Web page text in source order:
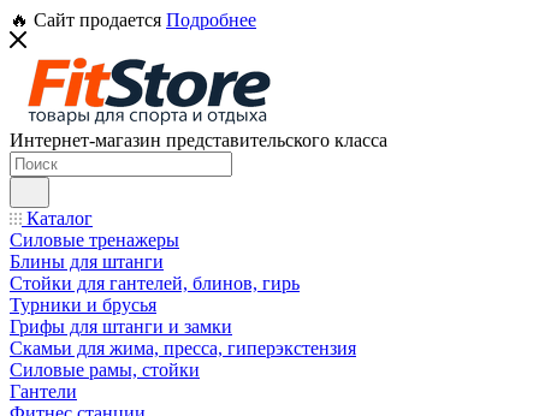
🔥 Сайт продается Подробнее
Интернет-магазин представительского класса
Каталог
Силовые тренажеры
Блины для штанги
Стойки для гантелей, блинов, гирь
Турники и брусья
Грифы для штанги и замки
Скамьи для жима, пресса, гиперэкстензия
Силовые рамы, стойки
Гантели